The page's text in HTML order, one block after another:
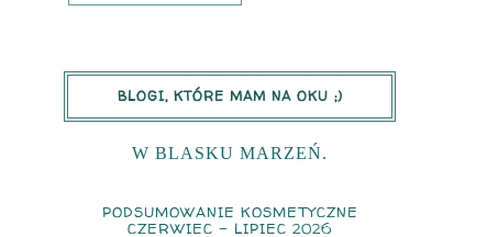
BLOGI, KTÓRE MAM NA OKU ;)
W BLASKU MARZEŃ.
PODSUMOWANIE KOSMETYCZNE
CZERWIEC - LIPIEC 2026